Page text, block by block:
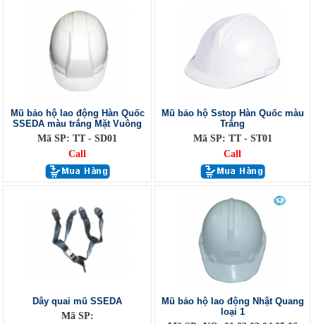
Mũ bảo hộ lao động Hàn Quốc
SSEDA màu trắng Mặt Vuông
Mã SP: TT - SD01
Call
Mũ bảo hộ Sstop Hàn Quốc màu
Trắng
Mã SP: TT - ST01
Call
Dây quai mũ SSEDA
Mã SP:
Mũ bảo hộ lao động Nhật Quang
loại 1